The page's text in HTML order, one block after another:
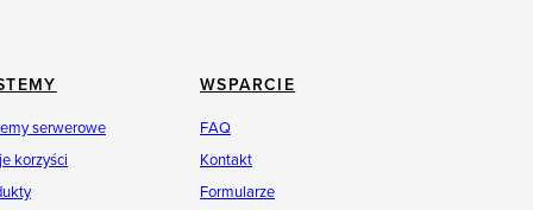
serwerowe
korzyści
WSPARCIE
FAQ
Kontakt
Formularze